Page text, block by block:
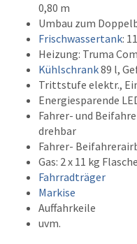
0,80 m
Umbau zum
Frischwassertank:
Heizung: Truma
Kühlschrank89 l,
Trittstufe elektr.,
Energiesparende
Fahrer- und
drehbar
Fahrer-
Gas: 2 x 11 kg
Fahrradträger
Markise
Auffahrkeile
uvm.